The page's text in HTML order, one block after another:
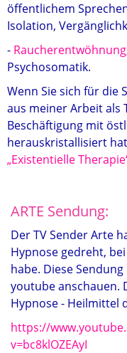
öffentlichem
Isolation,
- Raucherentwöhnung
Psychosomatik.
Wenn Sie sich für die
aus meiner Arbeit als
Beschäftigung mit
herauskristallisiert
„Existentielle
ARTE Sendung:
Der TV Sender Arte
Hypnose gedreht,
habe. Diese
youtube anschauen.
Hypnose - Heilmittel
https://
v=bc8klOZEAyI